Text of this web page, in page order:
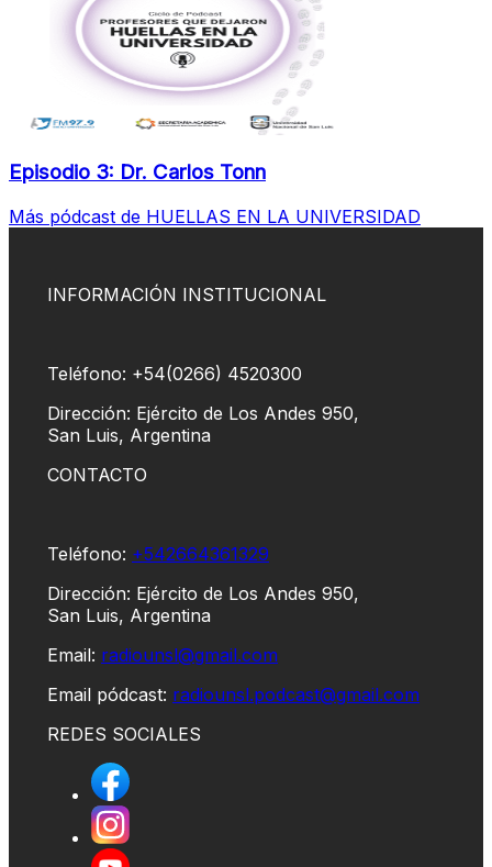
Episodio 3: Dr. Carlos Tonn
Más pódcast de HUELLAS EN LA UNIVERSIDAD
INFORMACIÓN INSTITUCIONAL
Teléfono: +54(0266) 4520300
Dirección: Ejército de Los Andes 950,
San Luis, Argentina
CONTACTO
Teléfono: +542664361329
Dirección: Ejército de Los Andes 950,
San Luis, Argentina
Email: radiounsl@gmail.com
Email pódcast: radiounsl.podcast@gmail.com
REDES SOCIALES